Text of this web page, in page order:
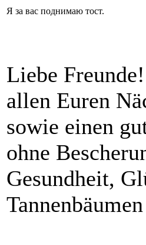
Я за вас поднимаю тост.
Liebe
allen Euren
sowie einen
ohne
Gesundheit,